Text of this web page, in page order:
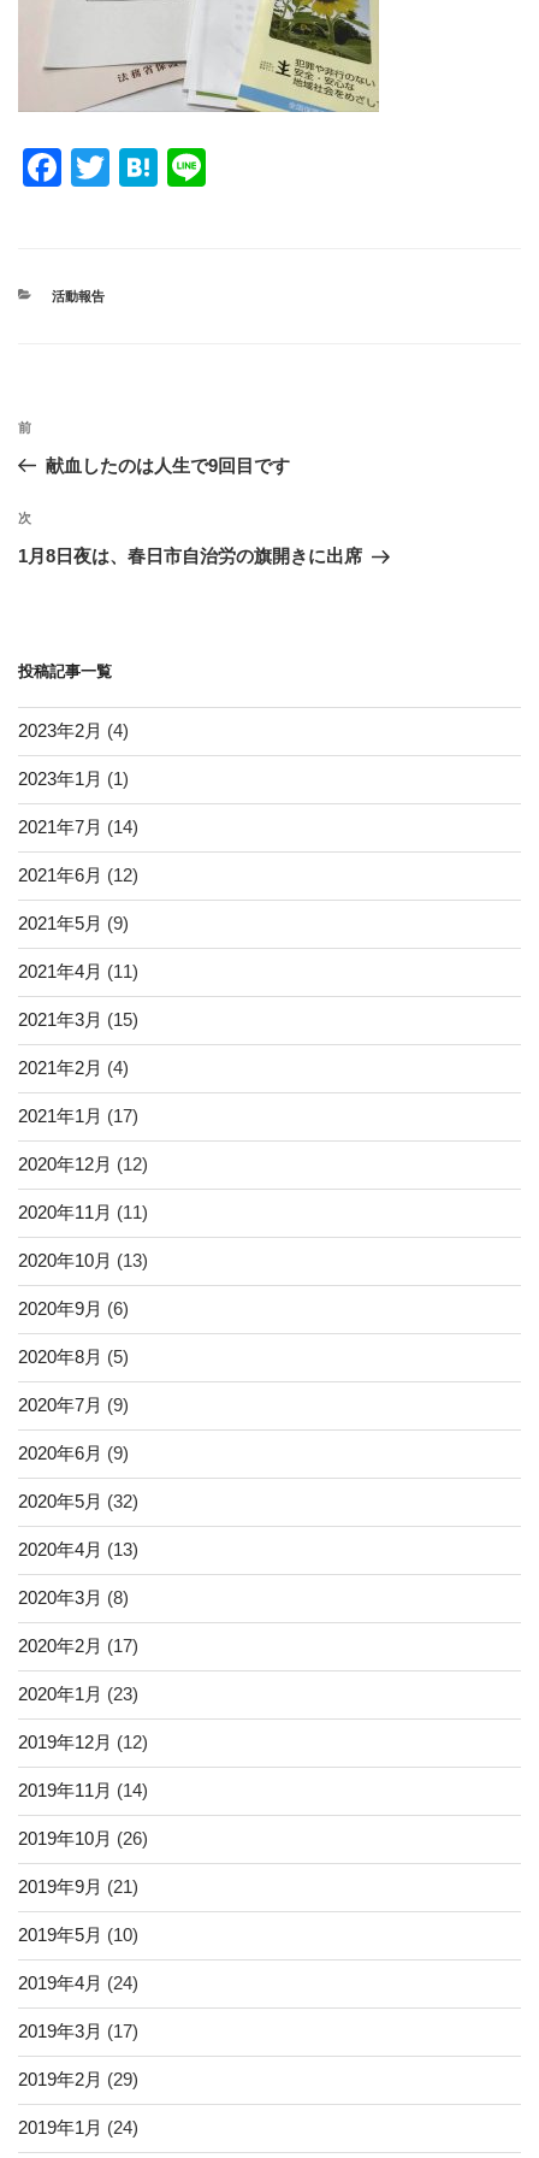
F
e
T
H
カ
活動報告
投
ビ
ゲ
ン
過
去
投
稿
前
献血したのは人生で9回目です
次
の
次
1月8日夜は、春日市自治労の旗開きに出席
投稿記事一覧
2023年2月 (4)
2023年1月 (1)
2021年7月 (14)
2021年6月 (12)
2021年5月 (9)
2021年4月 (11)
2021年3月 (15)
2021年2月 (4)
2021年1月 (17)
2020年12月 (12)
2020年11月 (11)
2020年10月 (13)
2020年9月 (6)
2020年8月 (5)
2020年7月 (9)
2020年6月 (9)
2020年5月 (32)
2020年4月 (13)
2020年3月 (8)
2020年2月 (17)
2020年1月 (23)
2019年12月 (12)
2019年11月 (14)
2019年10月 (26)
2019年9月 (21)
2019年5月 (10)
2019年4月 (24)
2019年3月 (17)
2019年2月 (29)
2019年1月 (24)